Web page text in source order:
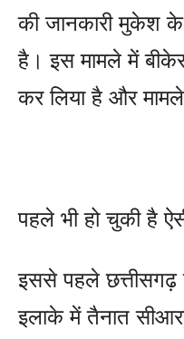
की जानकारी मुकेश के
है। इस मामले में
कर लिया है और
पहले भी हो चुकी है
इससे पहले
इलाके में तैनात